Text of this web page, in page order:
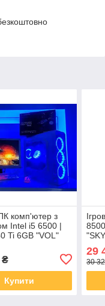
комп'ютер з
Intel i5 6500 |
Ti 6GB "VOL"
Купити
29
30